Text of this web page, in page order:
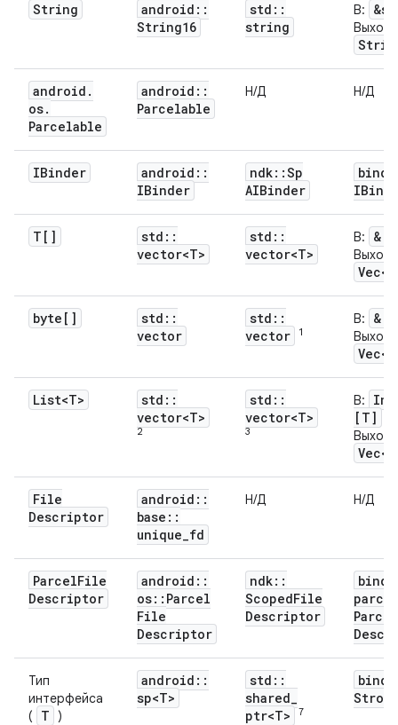
String android ::
String16
std ::
string
В:
Выход:
android .
os.
Parcelable
android ::
Parcelable
Н/Д Н/Д
IBinder android ::
IBinder
ndk::Sp
AIBinder
T[] std ::
vector<T>
std ::
vector<T>
В:
Выход:
byte[] std ::
vector
std ::
vector
1
В:
Выход:
List<T> std ::
vector<T>
2
std ::
vector<T>
3
В:
In:
[T]
Выход:
File
Descriptor
android ::
base ::
unique_fd
Н/Д Н/Д
ParcelFile
Descriptor
android ::
os:: Parcel
File
Descriptor
ndk::
ScopedFile
Descriptor
parcel
Parcel
Тип
интерфейса
(
T )
android ::
sp<T>
std ::
shared_
ptr<T>
7